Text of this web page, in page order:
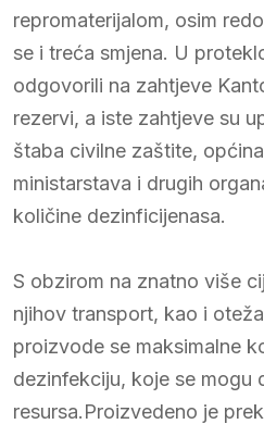
repromaterijalom, osim
se i treća smjena. U
odgovorili na zahtjeve
rezervi, a iste zahtjeve su
štaba civilne zaštite,
ministarstava i drugih
količine dezinficijenasa.
S obzirom na znatno više
njihov transport, kao i
proizvode se maksimalne
dezinfekciju, koje se mogu
resursa.Proizvedeno je